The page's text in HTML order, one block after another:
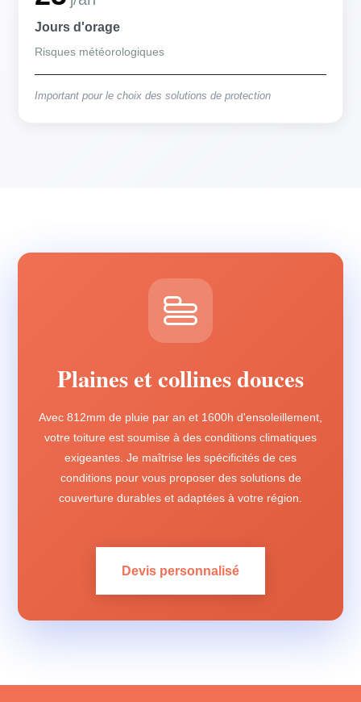
Jours d'orage
Risques météorologiques
Important pour le choix des solutions de protection
Plaines et collines douces
Avec 812mm de pluie par an et 1600h d'ensoleillement,
votre toiture est soumise à des conditions climatiques
exigeantes. Je maîtrise les spécificités de ces
conditions pour vous proposer des solutions de
couverture durables et adaptées à votre région.
Devis personnalisé